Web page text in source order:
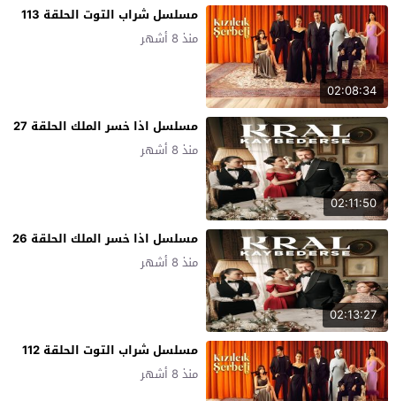
02:08:34
مسلسل شراب التوت الحلقة 113
منذ 8 أشهر
02:11:50
مسلسل اذا خسر الملك الحلقة 27
منذ 8 أشهر
02:13:27
مسلسل اذا خسر الملك الحلقة 26
منذ 8 أشهر
مسلسل شراب التوت الحلقة 112
منذ 8 أشهر